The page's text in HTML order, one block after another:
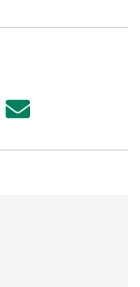
Share